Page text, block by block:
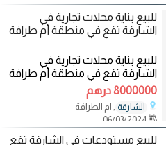
للبيع بناية محلات تجارية في
الشارقة تقع في منطقة أم طرافة
للبيع بناية محلات تجارية في
الشارقة تقع في منطقة أم طرافة
طابق واحد فقط موقع مميز زاوية
على 3
8000000 درهم
الشارقة , ام الطرافة
للبيع مستودعات في الشارقة تقع